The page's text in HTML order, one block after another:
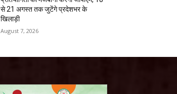
से 21 अगस्त तक जुटेंगे प्रदेशभर के
खिलाड़ी
August 7, 2026